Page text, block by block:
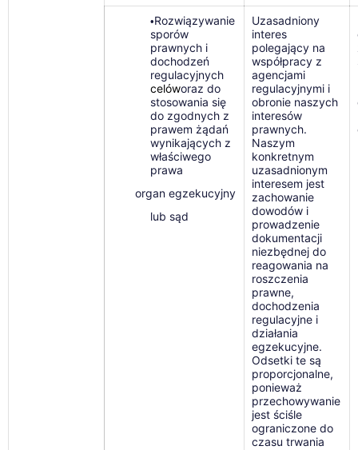
•Rozwiązywanie
sporów
prawnych i
dochodzeń
regulacyjnych
celóworaz do
stosowania się
do zgodnych z
prawem żądań
wynikających z
właściwego
prawa
organ egzekucyjny
lub sąd
Uzasadniony
interes
polegający na
współpracy z
agencjami
regulacyjnymi i
obronie naszych
interesów
prawnych.
Naszym
konkretnym
uzasadnionym
interesem jest
zachowanie
dowodów i
prowadzenie
dokumentacji
niezbędnej do
reagowania na
roszczenia
prawne,
dochodzenia
regulacyjne i
działania
egzekucyjne.
Odsetki te są
proporcjonalne,
ponieważ
przechowywanie
jest ściśle
ograniczone do
czasu trwania